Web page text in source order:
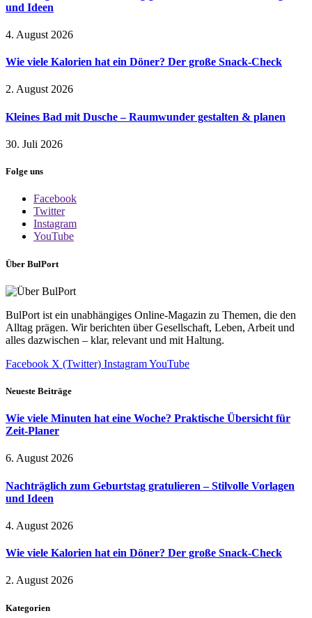
und Ideen
4. August 2026
Wie viele Kalorien hat ein Döner? Der große Snack-Check
2. August 2026
Kleines Bad mit Dusche – Raumwunder gestalten & planen
30. Juli 2026
Folge uns
Facebook
Twitter
Instagram
YouTube
Über BulPort
BulPort ist ein unabhängiges Online-Magazin zu Themen, die den
Alltag prägen. Wir berichten über Gesellschaft, Leben, Arbeit und
alles dazwischen – klar, relevant und mit Haltung.
Facebook X (Twitter) InstagramYouTube
Neueste Beiträge
Wie viele Minuten hat eine Woche? Praktische Übersicht für
Zeit-Planer
6. August 2026
Nachträglich zum Geburtstag gratulieren – Stilvolle Vorlagen
und Ideen
4. August 2026
Wie viele Kalorien hat ein Döner? Der große Snack-Check
2. August 2026
Kategorien